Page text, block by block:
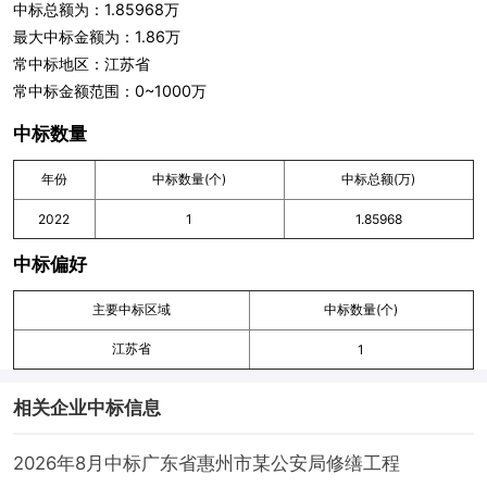
中标总额为：1.85968万
最大中标金额为：1.86万
常中标地区：江苏省
常中标金额范围：0~1000万
中标数量
年份 中标数量(个) 中标总额(万)
2022 1 1.85968
中标偏好
主要中标区域 中标数量(个)
江苏省 1
相关企业中标信息
2026年8月中标广东省惠州市某公安局修缮工程